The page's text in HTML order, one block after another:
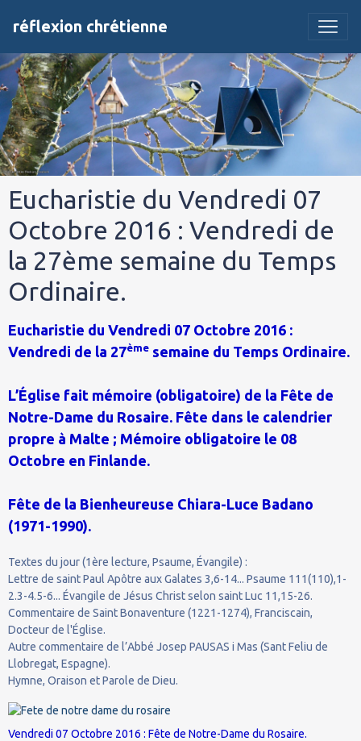
réflexion chrétienne
Eucharistie du Vendredi 07
Octobre 2016 : Vendredi de
la 27ème semaine du Temps
Ordinaire.
Eucharistie du Vendredi 07 Octobre 2016 :
Vendredi de la 27ème semaine du Temps Ordinaire.
L’Église fait mémoire (obligatoire) de la Fête de
Notre-Dame du Rosaire. Fête dans le calendrier
propre à Malte ; Mémoire obligatoire le 08
Octobre en Finlande.
Fête de la Bienheureuse Chiara-Luce Badano
(1971-1990).
Textes du jour (1ère lecture, Psaume, Évangile) :
Lettre de saint Paul Apôtre aux Galates 3,6-14... Psaume 111(110),1-
2.3-4.5-6... Évangile de Jésus Christ selon saint Luc 11,15-26.
Commentaire de Saint Bonaventure (1221-1274), Franciscain,
Docteur de l'Église.
Autre commentaire de l’Abbé Josep PAUSAS i Mas (Sant Feliu de
Llobregat, Espagne).
Hymne, Oraison et Parole de Dieu.
Vendredi 07 Octobre 2016 : Fête de Notre-Dame du Rosaire.